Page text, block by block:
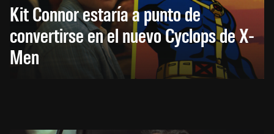
Kit Connor estaría a punto de
convertirse en el nuevo Cyclops de X-
Men